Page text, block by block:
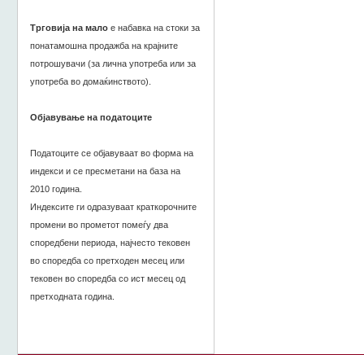
Трговија на мало е набавка на стоки за
понатамошна продажба на крајните
потрошувачи (за лична употреба или за
употреба во домаќинството).
Објавување на податоците
Податоците се објавуваат во форма на
индекси и се пресметани на база на
2010 година.
Индексите ги одразуваат краткорочните
промени во прометот помеѓу два
споредбени периода, најчесто тековен
во споредба со претходен месец или
тековен во споредба со ист месец од
претходната година.